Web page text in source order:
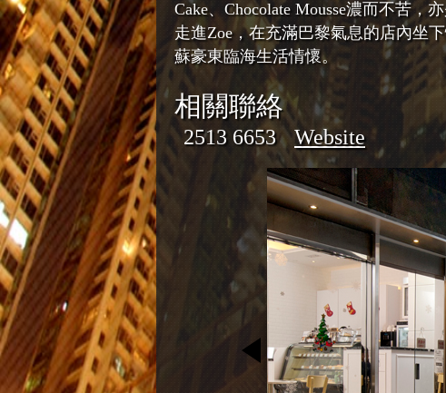
Cake、Chocolate Mousse濃而不苦，
走進Zoe，在充滿巴黎氣息的店內坐
蘇豪東臨海生活情懷。
相關聯絡
2513 6653 Website